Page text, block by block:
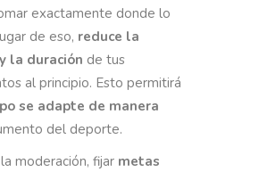
exactamente donde lo
de eso, reduce la
la duración de tus
al principio. Esto permitirá
se adapte de manera
del deporte.
moderación, fijar metas